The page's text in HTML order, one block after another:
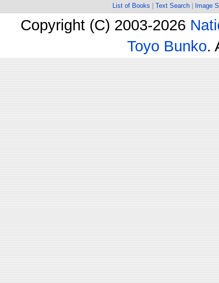
List of Books Text Search Image
Copyright (C) 2003-2026
Toyo Bunko.